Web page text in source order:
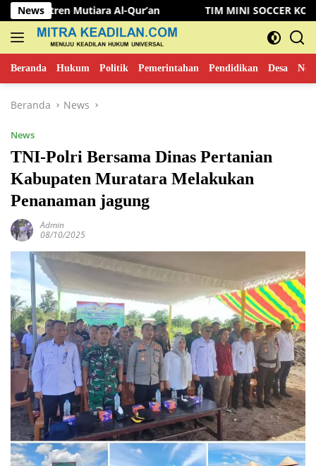
Langsung
ke
konten
NewsAl-Qur’an TIM MINI SOCCER KOMINFO MUSI
Beranda Hukum Politik Pemerintahan Pendidikan Desa
Beranda News
News
TNI-Polri Bersama Dinas Pertanian
Kabupaten Muratara Melakukan
Penanaman jagung
Admin
08/10/2025